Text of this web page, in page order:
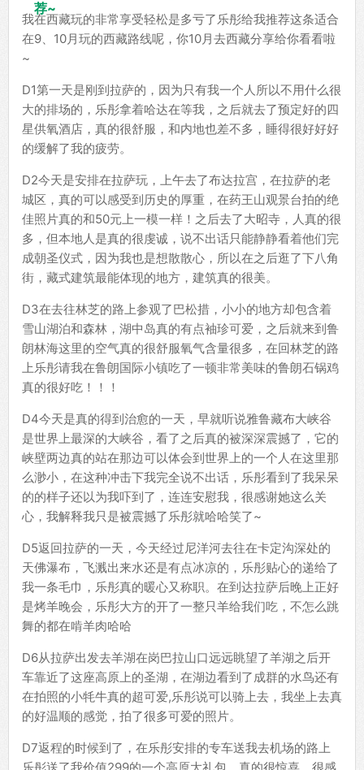
荐~
我在西藏玩的非常享受轻松是多亏了乐彤给我推荐这条适合
在9、10月玩的西藏路线呢，你10月去西藏分享给你看看啦
~
D1第一天是刚到拉萨的，因为只有我一个人所以不用什么很
大的排场的，乐彤拿着哈达在等我，之后就去了预定好的四
星供氧酒店，真的很舒服，和内地也差不多，睡得很好好好
的缓解了我的疲劳。
D2今天是安排在拉萨玩，上午去了布达拉宫，在拉萨的老
城区，真的可以感受到历史的厚重，在药王山观景台拍的绝
佳照片真的和50元上一模一样！之后去了大昭寺，人真的很
多，但本地人是真的很虔诚，说不出话只能静静看着他们完
成朝圣仪式，因为我也是想散散心，所以在之后逛了下八角
街，藏式建筑最能体现的地方，建筑真的很美。
D3在去往林芝的路上参观了巴松措，小小的地方却包含着
雪山湖泊和森林，湖中岛真的有点袖珍可爱，之后就来到鲁
朗林海这里的空气真的很舒服氧气含量很多，在回林芝的路
上乐彤请我在鲁朗国际小镇吃了一顿非常美味的鲁朗石锅鸡
真的很好吃！！！
D4今天是真的得到治愈的一天，早就听说雅鲁藏布大峡谷
是世界上最深的大峡谷，看了之后真的被深深震撼了，它的
峡壁两边真的站在那边可以体会到世界上的一个人在这里那
么渺小，在这种冲击下我完全说不出话，乐彤看到了我呆呆
的的样子还以为我吓到了，连连安慰我，很感谢她这么关
心，我解释我只是被震撼了乐彤就哈哈笑了~
D5返回拉萨的一天，今天经过尼洋河去往在卡定沟深处的
天佛瀑布，飞溅出来水还是有点冰凉的，乐彤贴心的递给了
我一条毛巾，乐彤真的暖心又称职。在到达拉萨后晚上正好
是烤羊晚会，乐彤大方的开了一整只羊给我们吃，不怎么跳
舞的都在啃羊肉哈哈
D6从拉萨出发去羊湖在岗巴拉山口远远眺望了羊湖之后开
车靠近了这座高原上的圣湖，在湖边看到了成群的水鸟还有
在拍照的小牦牛真的超可爱,乐彤说可以骑上去，我坐上去真
的好温顺的感觉，拍了很多可爱的照片。
D7返程的时候到了，在乐彤安排的专车送我去机场的路上